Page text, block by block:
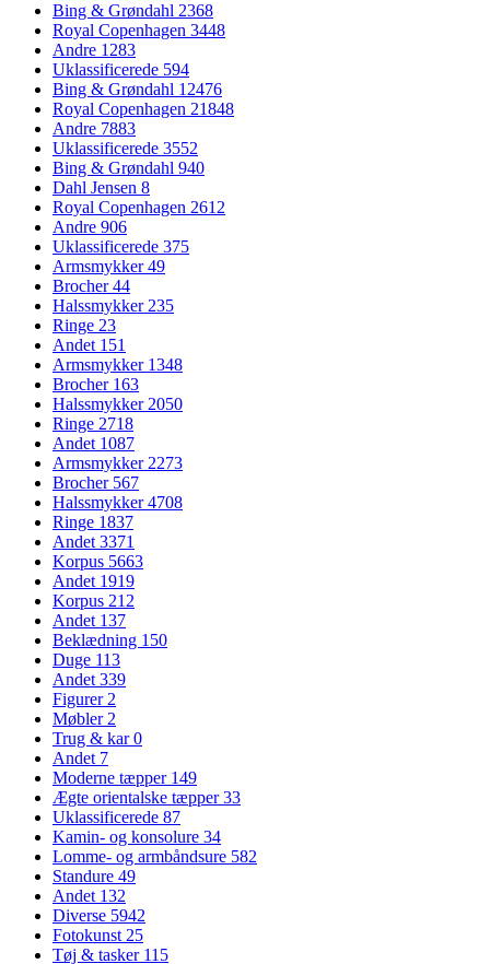
Bing & Grøndahl 2368
Royal Copenhagen 3448
Andre 1283
Uklassificerede 594
Bing & Grøndahl 12476
Royal Copenhagen 21848
Andre 7883
Uklassificerede 3552
Bing & Grøndahl 940
Dahl Jensen 8
Royal Copenhagen 2612
Andre 906
Uklassificerede 375
Armsmykker49
Brocher44
Halssmykker235
Ringe 23
Andet 151
Armsmykker 1348
Brocher 163
Halssmykker2050
Ringe 2718
Andet 1087
Armsmykker2273
Brocher 567
Halssmykker4708
Ringe 1837
Andet3371
Korpus 5663
Andet 1919
Korpus 212
Andet 137
Beklædning 150
Duge 113
Andet339
Figurer2
Møbler2
Trug & kar0
Andet 7
Moderne tæpper 149
Ægte orientalske tæpper33
Uklassificerede 87
Kamin- og konsolure 34
Lomme- og armbåndsure 582
Standure 49
Andet 132
Diverse 5942
Fotokunst25
Tøj & tasker 115